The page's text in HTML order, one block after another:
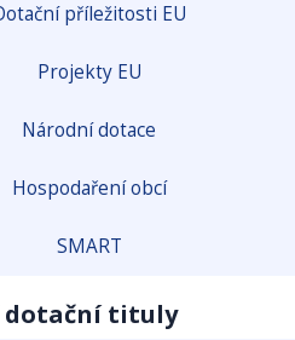
příležitosti EU
Projekty EU
Národní dotace
Hospodaření obcí
SMART
dotační tituly